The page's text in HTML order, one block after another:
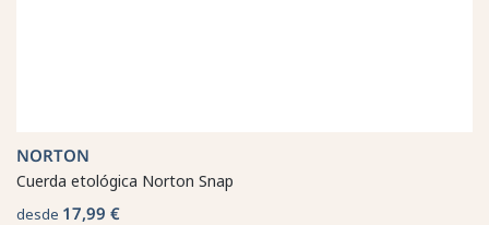
NORTON
Cuerda etológica Norton Snap
desde 17,99 €